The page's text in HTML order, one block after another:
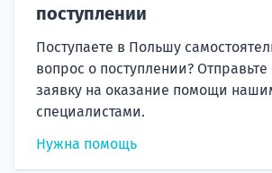
поступлении
Поступаете в Польшу
вопрос о поступлении?
заявку на оказание помощи
специалистами.
Нужна помощь